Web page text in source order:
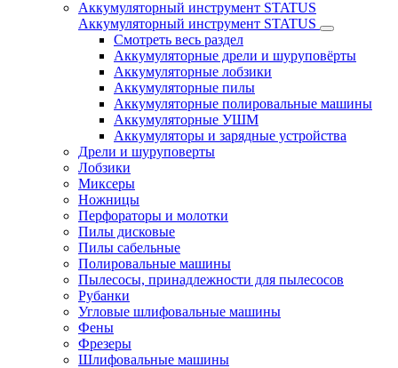
Аккумуляторный инструмент STATUS
Аккумуляторный инструмент STATUS
Смотреть весь раздел
Аккумуляторные дрели и шуруповёрты
Аккумуляторные лобзики
Аккумуляторные пилы
Аккумуляторные полировальные машины
Аккумуляторные УШМ
Аккумуляторы и зарядные устройства
Дрели и шуруповерты
Лобзики
Миксеры
Ножницы
Перфораторы и молотки
Пилы дисковые
Пилы сабельные
Полировальные машины
Пылесосы, принадлежности для пылесосов
Рубанки
Угловые шлифовальные машины
Фены
Фрезеры
Шлифовальные машины